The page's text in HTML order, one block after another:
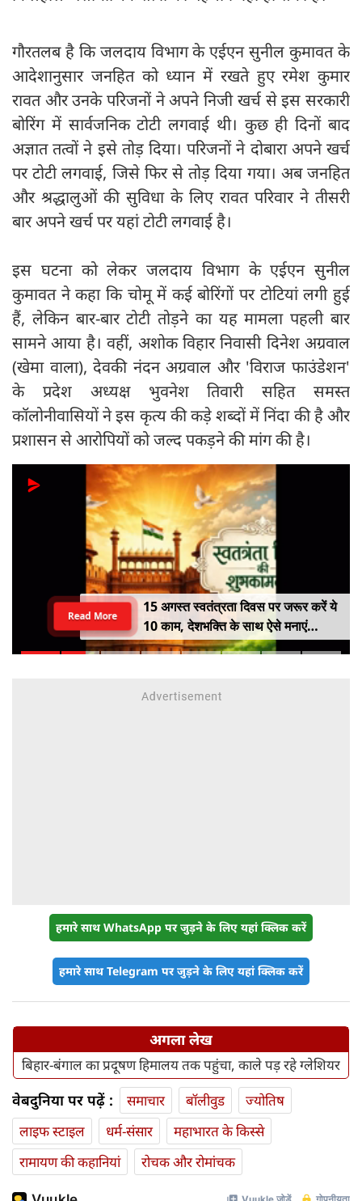
गौरतलब है कि जलदाय विभाग के एईएन सुनील कुमावत के
आदेशानुसार जनहित को ध्यान में रखते हुए रमेश कुमार
रावत और उनके परिजनों ने अपने निजी खर्च से इस सरकारी
बोरिंग में सार्वजनिक टोटी लगवाई थी। कुछ ही दिनों बाद
अज्ञात तत्वों ने इसे तोड़ दिया। परिजनों ने दोबारा अपने खर्च
पर टोटी लगवाई, जिसे फिर से तोड़ दिया गया। अब जनहित
और श्रद्धालुओं की सुविधा के लिए रावत परिवार ने तीसरी
बार अपने खर्च पर यहां टोटी लगवाई है।
इस घटना को लेकर जलदाय विभाग के एईएन सुनील
कुमावत ने कहा कि चोमू में कई बोरिंगों पर टोटियां लगी हुई
हैं, लेकिन बार-बार टोटी तोड़ने का यह मामला पहली बार
सामने आया है। वहीं, अशोक विहार निवासी दिनेश अग्रवाल
(खेमा वाला), देवकी नंदन अग्रवाल और 'विराज फाउंडेशन'
के प्रदेश अध्यक्ष भुवनेश तिवारी सहित समस्त
कॉलोनीवासियों ने इस कृत्य की कड़े शब्दों में निंदा की है और
प्रशासन से आरोपियों को जल्द पकड़ने की मांग की है।
15 अगस्त स्वतंत्रता दिवस पर जरूर करें ये
10 काम, देशभक्ति के साथ ऐसे मनाएं
आजादी का पर्व
Read More
हमारे साथ WhatsApp पर जुड़ने के लिए यहां क्लिक करें
हमारे साथ Telegram पर जुड़ने के लिए यहां क्लिक करें
अगला लेख
बिहार-बंगाल का प्रदूषण हिमालय तक पहुंचा, काले पड़ रहे ग्लेशियर
वेबदुनिया पर पढ़ें : समाचार बॉलीवुड
ज्योतिष
लाइफ स्‍टाइल
धर्म-संसार
महाभारत के किस्से
रामायण की कहानियां
रोचक और रोमांचक